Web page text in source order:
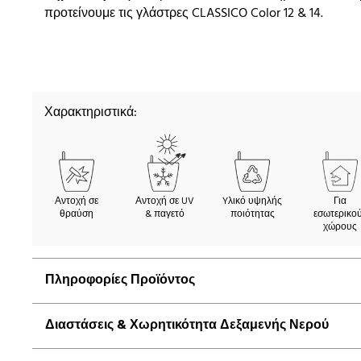
προτείνουμε τις γλάστρες CLASSICO Color 12 & 14.
Χαρακτηριστικά:
Αντοχή σε
θραύση
Αντοχή σε UV
& παγετό
Yλικό υψηλής
ποιότητας
Για
χώρους
Πληροφορίες Προϊόντος
Διαστάσεις & Χωρητικότητα Δεξαμενής Νερού